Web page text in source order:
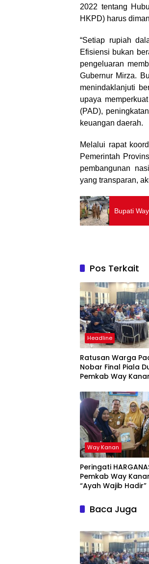
2022 tentang
HKPD) harus
“Setiap rupiah
Efisiensi bukan
pengeluaran
Gubernur Mirza.
menindaklanjuti
upaya
(PAD),
keuangan daerah.
Melalui rapat
Pemerintah
pembangunan
yang transparan,
Bupati
Pos Terkait
Headline
Ratusan Warga
Nobar Final Piala
Pemkab Way
Prestasi
Way Kanan
Peringati
Pemkab Way
“Ayah Wajib Hadir”
Baca Juga